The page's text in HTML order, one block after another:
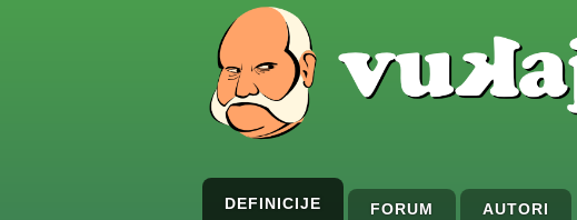
DEFINICIJE FORUM AUTORI